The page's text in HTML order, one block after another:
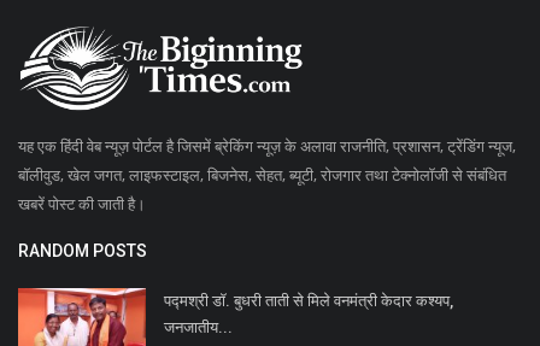
यह एक हिंदी वेब न्यूज़ पोर्टल है जिसमें ब्रेकिंग न्यूज़ के अलावा राजनीति, प्रशासन, ट्रेंडिंग न्यूज,
बॉलीवुड, खेल जगत, लाइफस्टाइल, बिजनेस, सेहत, ब्यूटी, रोजगार तथा टेक्नोलॉजी से संबंधित
खबरें पोस्ट की जाती है।
RANDOM POSTS
पद्मश्री डॉ. बुधरी ताती से मिले वनमंत्री केदार कश्यप,
जनजातीय...